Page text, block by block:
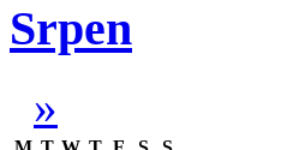
Srpen
»